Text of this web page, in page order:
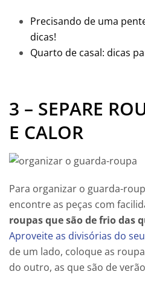
Precisando de uma
dicas!
Quarto de casal: dicas
3 – SEPARE
E CALOR
Para organizar o guarda-
encontre as peças com
roupas que são de frio das
Aproveite as divisórias do
de um lado, coloque as
do outro, as que são de